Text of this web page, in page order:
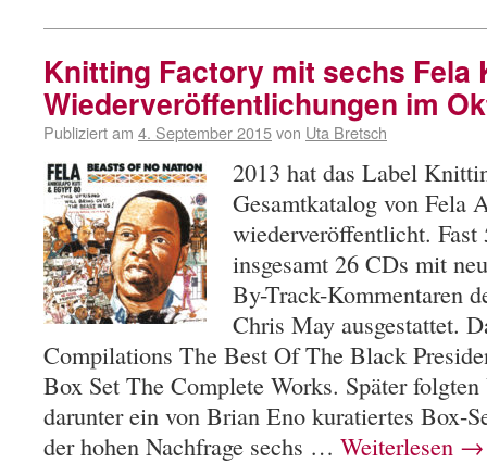
Knitting Factory mit sechs Fela
Wiederveröffentlichungen im
Publiziert am 4. September 2015von Uta Bretsch
2013 hat das Label
Gesamtkatalog von Fela
wiederveröffentlicht.
insgesamt 26 CDs mit
By-Track-Kommentaren
Chris May ausgestattet.
Compilations The Best Of The Black
Box Set The Complete Works. Später
darunter ein von Brian Eno kuratiertes Box-
der hohen Nachfrage sechs … Weiterlesen →